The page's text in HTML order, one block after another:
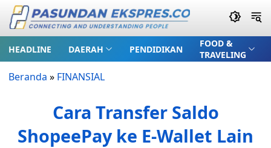
HEADLINE DAERAH PENDIDIKAN
FOOD &
TRAVELING
Beranda » FINANSIAL
Cara Transfer Saldo
ShopeePay ke E-Wallet Lain